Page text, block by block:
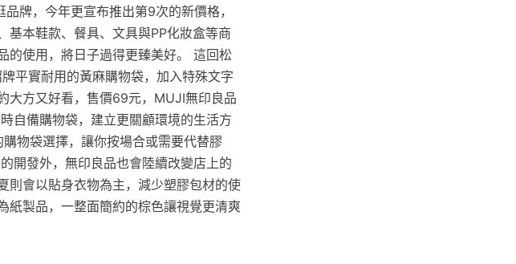
牌，今年更宣布推出第9次的新價格，
基本鞋款、餐具、文具與PP化妝盒等商
的使用，將日子過得更臻美好。 這回松
平實耐用的黃麻購物袋，加入特殊文字
大方又好看，售價69元，MUJI無印良品
自備購物袋，建立更關顧環境的生活方
物袋選擇，讓你按場合或需要代替膠
開發外，無印良品也會陸續改變店上的
則會以貼身衣物為主，減少塑膠包材的使
紙製品，一整面簡約的棕色讓視覺更清爽